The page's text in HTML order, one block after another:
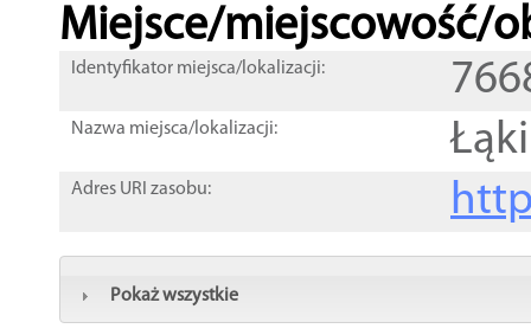
Miejsce/miejscowość/
Identyfikator miejsca/lokalizacji:
Nazwa miejsca/lokalizacji: Łąki
Adres URI zasobu:
Pokaż wszystkie